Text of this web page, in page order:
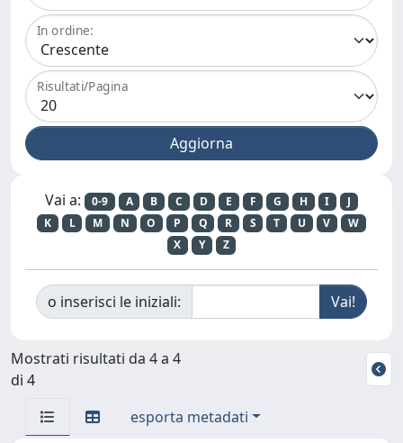
In ordine:
Risultati/Pagina
Vai a: 0-9 A B C D E F G H I
J
K
L M N O P Q R S T U V
W
X
Y Z
o inserisci le iniziali:
Mostrati risultati da 4 a 4
di 4
esporta metadati